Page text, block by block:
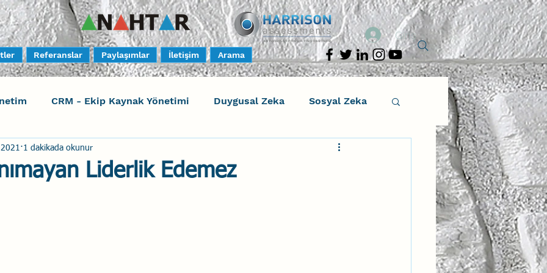
Referanslar Paylaşımlar İletişim Arama
Giriş
CRM - Ekip Kaynak Yönetimi Duygusal Zeka Sosyal Zeka
Harrison Assessments
Liderlik Edemez
1 dakikada okunur